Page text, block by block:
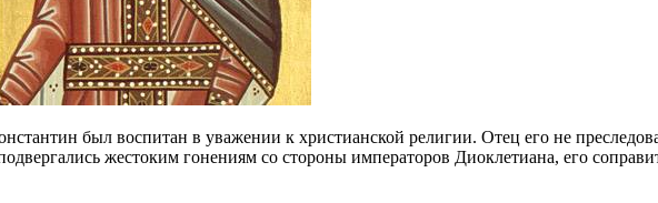
был воспитан в уважении к христианской религии. Отец его не
жестоким гонениям со стороны императоров Диоклетиана, его